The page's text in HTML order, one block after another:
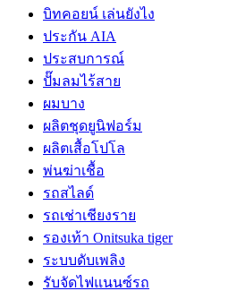
บิทคอยน์ เล่นยังไง
ประกัน AIA
ประสบการณ์
ปั๊มลมไร้สาย
ผมบาง
ผลิตชุดยูนิฟอร์ม
ผลิตเสื้อโปโล
พ่นฆ่าเชื้อ
รถสไลด์
รถเช่าเชียงราย
รองเท้า Onitsuka tiger
ระบบดับเพลิง
รับจัดไฟแนนซ์รถ